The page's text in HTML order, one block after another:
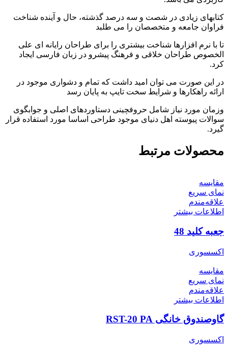
کتابهای زیادی در شصت و سه درصد گذشته، حال و آینده شناخت
فراوان جامعه و متخصصان را می طلبد
تا با نرم افزارها شناخت بیشتری را برای طراحان رایانه ای علی
الخصوص طراحان خلاقی و فرهنگ پیشرو در زبان فارسی ایجاد
کرد.
در این صورت می توان امید داشت که تمام و دشواری موجود در
ارائه راهکارها و شرایط سخت تایپ به پایان رسد
وزمان مورد نیاز شامل حروفچینی دستاوردهای اصلی و جوابگوی
سوالات پیوسته اهل دنیای موجود طراحی اساسا مورد استفاده قرار
گیرد.
محصولات مرتبط
مقایسه
نمای سریع
علاقه‌مندم
اطلاعات بیشتر
جعبه کلید 48
اکسسوری
مقایسه
نمای سریع
علاقه‌مندم
اطلاعات بیشتر
گاوصندوق خانگی RST-20 PA
اکسسوری